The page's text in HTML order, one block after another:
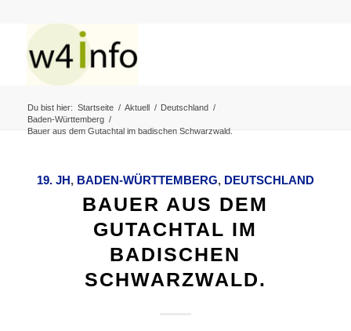
Du bist hier: Startseite / Aktuell / Deutschland /
Baden-Württemberg /
Bauer aus dem Gutachtal im badischen Schwarzwald.
19. JH, BADEN-WÜRTTEMBERG, DEUTSCHLAND
BAUER AUS DEM
GUTACHTAL IM
BADISCHEN
SCHWARZWALD.